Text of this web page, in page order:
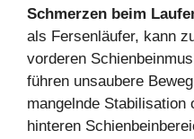
Schmerzen beim
als Fersenläufer, kann
vorderen
führen unsaubere
mangelnde Stabilisation
hinteren